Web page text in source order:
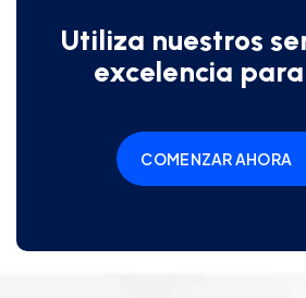
Utiliza nuestros
excelencia para
COMENZAR AHORA